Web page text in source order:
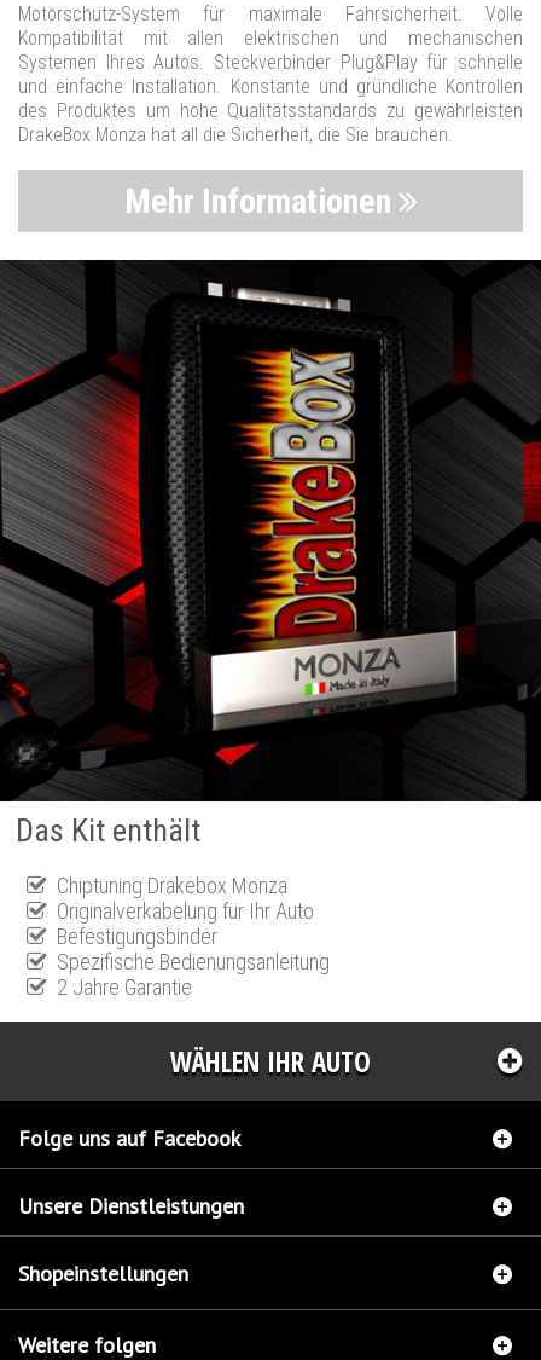
Motorschutz-System für maximale Fahrsicherheit. Volle
Kompatibilität mit allen elektrischen und mechanischen
Systemen Ihres Autos. Steckverbinder Plug&Play für schnelle
und einfache Installation. Konstante und gründliche Kontrollen
des Produktes um hohe Qualitätsstandards zu gewährleisten
DrakeBox Monza hat all die Sicherheit, die Sie brauchen.
Mehr Informationen
Das Kit enthält
Chiptuning Drakebox Monza
Originalverkabelung für Ihr Auto
Befestigungsbinder
Spezifische Bedienungsanleitung
2 Jahre Garantie
WÄHLEN IHR AUTO
Folge uns auf Facebook
Unsere Dienstleistungen
Shopeinstellungen
Weitere folgen